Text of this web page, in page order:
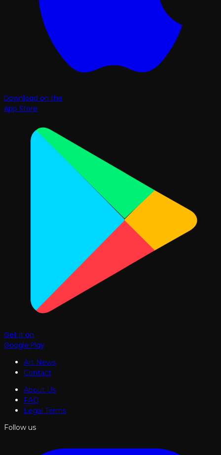
Download on the
App Store
Get it on
Google Play
Art News
Contact
About Us
FAQ
Legal Terms
Follow us